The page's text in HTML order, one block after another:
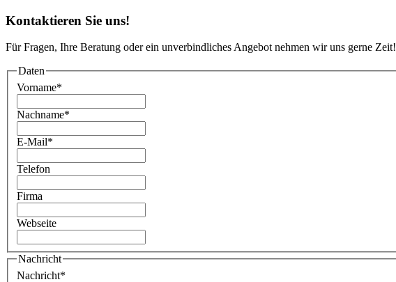
Kontaktieren Sie uns!
Für Fragen, Ihre Beratung oder ein unverbindliches Angebot nehmen wir uns gerne Zeit!
Daten
Vorname*
Nachname*
E-Mail*
Telefon
Firma
Webseite
Nachricht
Nachricht*